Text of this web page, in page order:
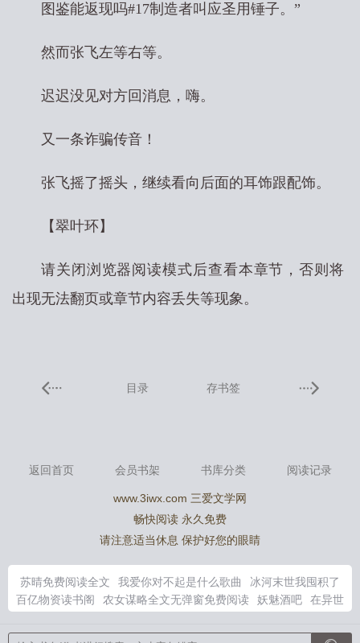
图鉴能返现吗#17制造者叫应圣用锤子。”
然而张飞左等右等。
迟迟没见对方回消息，嗨。
又一条诈骗传音！
张飞摇了摇头，继续看向后面的耳饰跟配饰。
【翠叶环】
请关闭浏览器阅读模式后查看本章节，否则将
出现无法翻页或章节内容丢失等现象。
目录 存书签
返回首页 会员书架 书库分类 阅读记录
www.3iwx.com 三爱文学网
畅快阅读 永久免费
请注意适当休息 保护好您的眼睛
苏晴免费阅读全文 我爱你对不起是什么歌曲
冰河末世我囤积了
百亿物资读书阁
农女谋略全文无弹窗免费阅读 妖魅酒吧
在异世
纳鸟照片
倒转地球是哪个电影 送你玫瑰是暗示什么 师尊修无情